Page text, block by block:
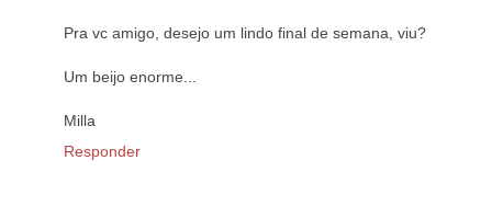
Pra vc amigo, desejo um lindo final de semana, viu?
Um beijo enorme...
Milla
Responder